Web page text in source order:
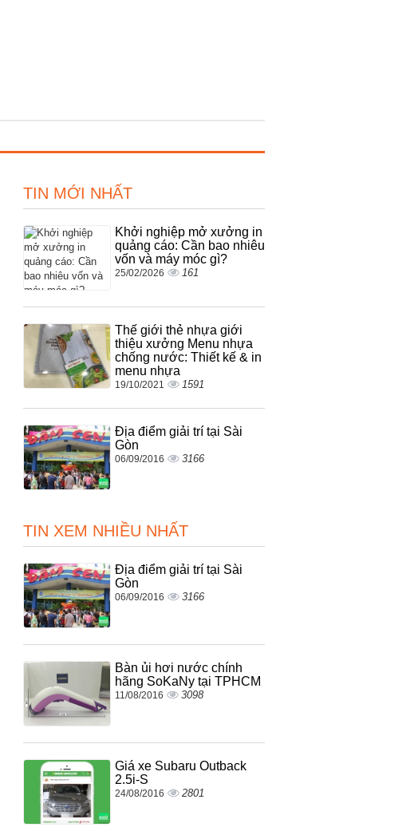
TIN MỚI NHẤT
Khởi nghiệp mở xưởng in
quảng cáo: Cần bao nhiêu
vốn và máy móc gì?
25/02/2026 161
Thế giới thẻ nhựa giới
thiệu xưởng Menu nhựa
chống nước: Thiết kế & in
menu nhựa
19/10/2021 1591
Địa điểm giải trí tại Sài
Gòn
06/09/2016 3166
TIN XEM NHIỀU NHẤT
Địa điểm giải trí tại Sài
Gòn
06/09/2016 3166
Bàn ủi hơi nước chính
hãng SoKaNy tại TPHCM
11/08/2016 3098
Giá xe Subaru Outback
2.5i-S
24/08/2016 2801